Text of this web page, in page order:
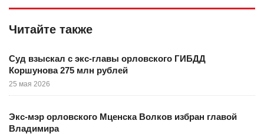
Читайте также
Суд взыскал с экс-главы орловского ГИБДД
Коршунова 275 млн рублей
25 мая 2026
Экс-мэр орловского Мценска Волков избран главой
Владимира